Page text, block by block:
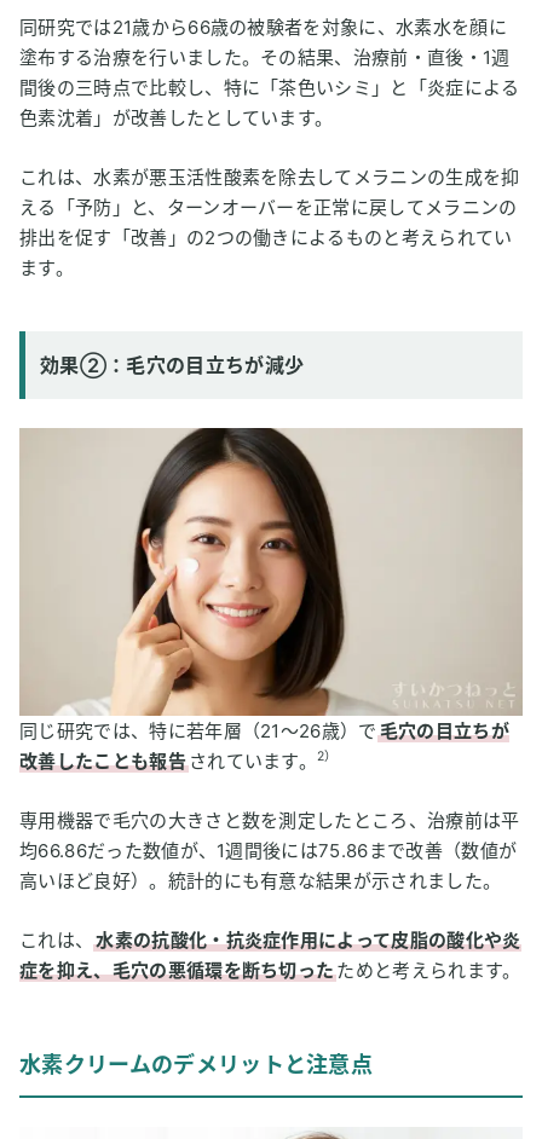
同研究では21歳から66歳の被験者を対象に、水素水を顔に
塗布する治療を行いました。その結果、治療前・直後・1週
間後の三時点で比較し、特に「茶色いシミ」と「炎症による
色素沈着」が改善したとしています。
これは、水素が悪玉活性酸素を除去してメラニンの生成を抑
える「予防」と、ターンオーバーを正常に戻してメラニンの
排出を促す「改善」の2つの働きによるものと考えられてい
ます。
効果②：毛穴の目立ちが減少
同じ研究では、特に若年層（21〜26歳）で毛穴の目立ちが
改善したことも報告されています。2）
専用機器で毛穴の大きさと数を測定したところ、治療前は平
均66.86だった数値が、1週間後には75.86まで改善（数値が
高いほど良好）。統計的にも有意な結果が示されました。
これは、水素の抗酸化・抗炎症作用によって皮脂の酸化や炎
症を抑え、毛穴の悪循環を断ち切ったためと考えられます。
水素クリームのデメリットと注意点